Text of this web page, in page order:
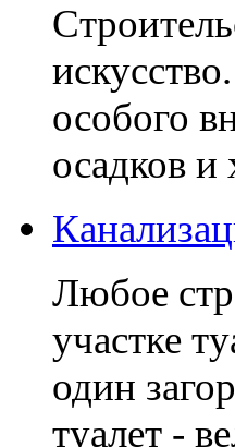
особого
осадков и
Любое
участке
один
туалет -